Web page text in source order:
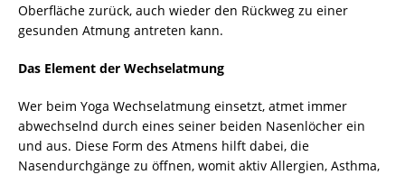
Oberfläche zurück, auch wieder den Rückweg zu einer
gesunden Atmung antreten kann.
Das Element der Wechselatmung
Wer beim Yoga Wechselatmung einsetzt, atmet immer
abwechselnd durch eines seiner beiden Nasenlöcher ein
und aus. Diese Form des Atmens hilft dabei, die
Nasendurchgänge zu öffnen, womit aktiv Allergien, Asthma,